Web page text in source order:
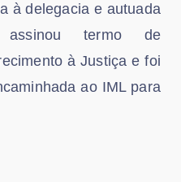
à delegacia e autuada
termo de
à Justiça e foi
ao IML para